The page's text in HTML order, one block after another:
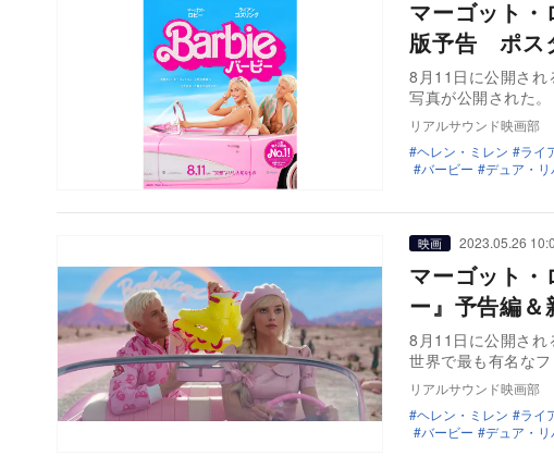
マーゴット
版予告 ポス
8月11日に公開され
写真が公開された
リアルサウンド映画部
ヘレン・ミレン
ライ
バービー
デュア・リ
映画 2023.05.26
マーゴット
ー』予告編
8月11日に公開さ
世界で最も有名な
リアルサウンド映画部
ヘレン・ミレン
ライ
バービー
デュア・リ